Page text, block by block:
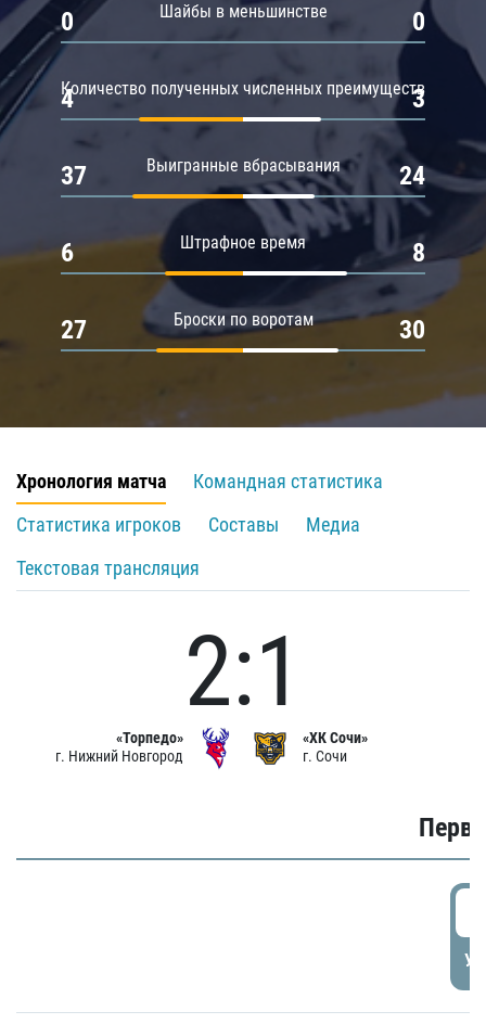
Шайбы в меньшинстве
0 0
Количество полученных численных преимуществ
4 3
Выигранные вбрасывания
37 24
Штрафное время
6 8
Броски по воротам
27 30
Хронология матча
Командная статистика
Статистика игроков
Составы
Медиа
Текстовая трансляция
«Торпедо»
г. Нижний Новгород
2:1
«ХК Сочи»
г. Сочи